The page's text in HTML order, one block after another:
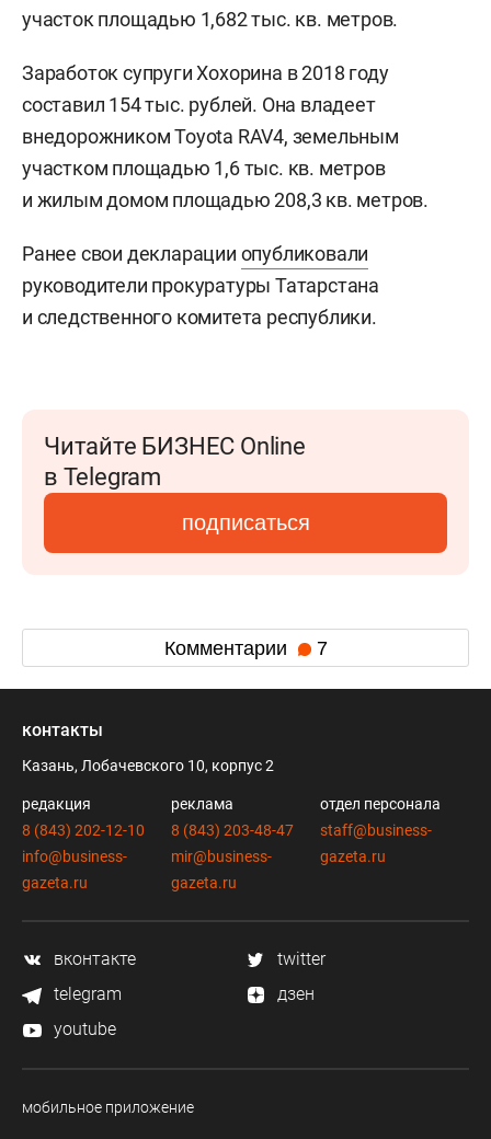
участок площадью 1,682 тыс. кв. метров.
Заработок супруги Хохорина в 2018 году
составил 154 тыс. рублей. Она владеет
внедорожником Toyota RAV4, земельным
участком площадью 1,6 тыс. кв. метров
и жилым домом площадью 208,3 кв. метров.
Ранее свои декларации опубликовали
руководители прокуратуры Татарстана
и следственного комитета республики.
Читайте БИЗНЕС Online
в Telegram
подписаться
Комментарии 7
контакты
Казань, Лобачевского 10, корпус 2
редакция
8 (843) 202-12-10
info@business-
gazeta.ru
реклама
8 (843) 203-48-47
mir@business-
gazeta.ru
отдел персонала
staff@business-
gazeta.ru
вконтакте
twitter
telegram
дзен
youtube
мобильное приложение